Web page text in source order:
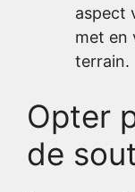
aspect
met en
terrain.
Opter
de